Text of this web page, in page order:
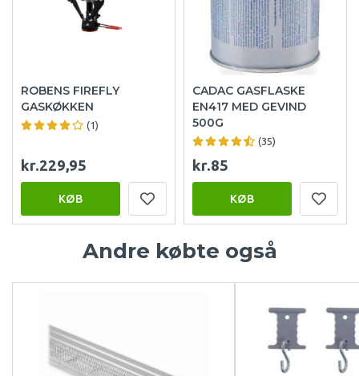
ROBENS FIREFLY
GASKØKKEN
(1)
kr.229,95
KØB
CADAC GASFLASKE
EN417 MED GEVIND
500G
(35)
kr.85
KØB
Andre købte også